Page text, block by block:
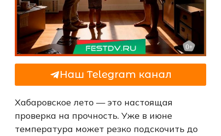
Наш Telegram канал
Хабаровское лето — это настоящая
проверка на прочность. Уже в июне
температура может резко подскочить до